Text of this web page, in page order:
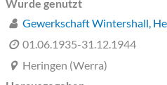
Wurde genutzt
Gewerkschaft Wintershall,
01.06.1935-31.12.1944
Heringen (Werra)